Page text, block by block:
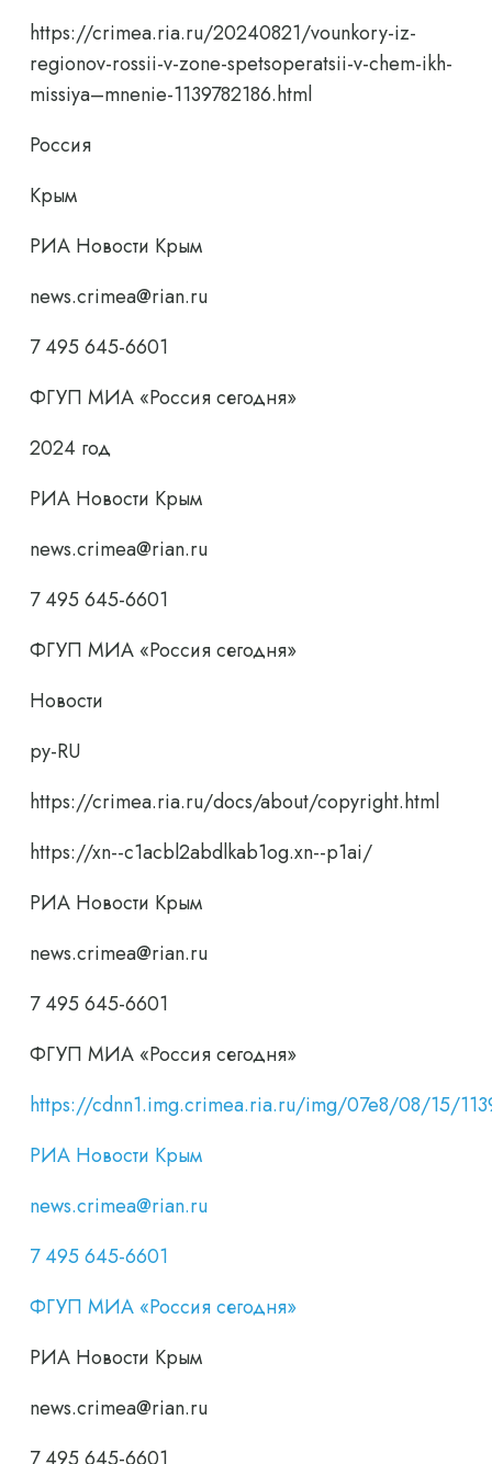
https://crimea.ria.ru/20240821/vounkory-iz-
regionov-rossii-v-zone-spetsoperatsii-v-chem-ikh-
missiya–mnenie-1139782186.html
Россия
Крым
РИА Новости Крым
news.crimea@rian.ru
7 495 645-6601
ФГУП МИА «Россия сегодня»
2024 год
РИА Новости Крым
news.crimea@rian.ru
7 495 645-6601
ФГУП МИА «Россия сегодня»
Новости
ру-RU
https://crimea.ria.ru/docs/about/copyright.html
https://xn--c1acbl2abdlkab1og.xn--p1ai/
РИА Новости Крым
news.crimea@rian.ru
7 495 645-6601
ФГУП МИА «Россия сегодня»
https://cdnn1.img.crimea.ria.ru/img/07e8/08/15/
РИА Новости Крым
news.crimea@rian.ru
7 495 645-6601
ФГУП МИА «Россия сегодня»
РИА Новости Крым
news.crimea@rian.ru